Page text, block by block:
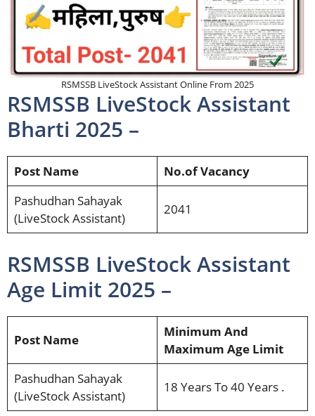
RSMSSB LiveStock Assistant Online From 2025
RSMSSB LiveStock Assistant
Bharti 2025 –
Post Name
No.of Vacancy
Pashudhan Sahayak
(LiveStock Assistant)
2041
RSMSSB LiveStock Assistant
Age Limit 2025 –
Post Name
Minimum And
Maximum Age Limit
Pashudhan Sahayak
(LiveStock Assistant)
18 Years To 40 Years .